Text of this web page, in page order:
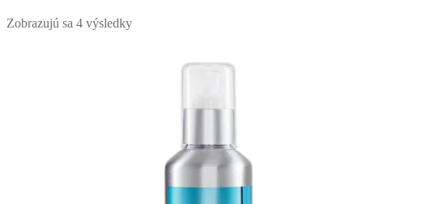
Zobrazujú sa 4 výsledky